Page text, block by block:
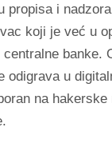
propisa i
koji je već u
banke.
odigrava u
na hakerske